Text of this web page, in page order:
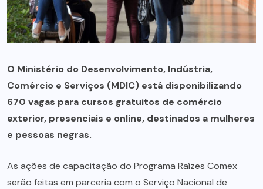
O Ministério do Desenvolvimento, Indústria,
Comércio e Serviços (MDIC) está disponibilizando
670 vagas para cursos gratuitos de comércio
exterior, presenciais e online, destinados a mulheres
e pessoas negras.
As ações de capacitação do Programa Raízes Comex
serão feitas em parceria com o Serviço Nacional de